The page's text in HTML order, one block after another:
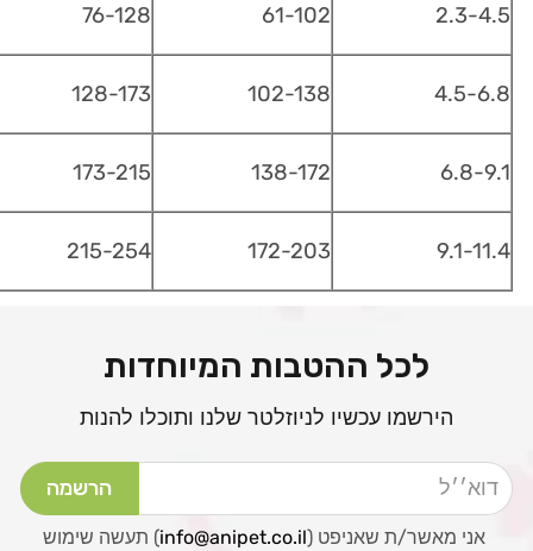
2.3-4.5
61-102
76-128
4.5-6.8
102-138
128-173
6.8-9.1
138-172
173-215
9.1-11.4
172-203
215-254
לכל ההטבות המיוחדות
הירשמו עכשיו לניוזלטר שלנו ותוכלו להנות
דוא׳׳ל הרשמה
אני מאשר/ת שאניפט (info@anipet.co.il) תעשה שימוש